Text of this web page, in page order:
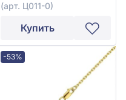
(арт. Ц011-0)
Купить
-53%